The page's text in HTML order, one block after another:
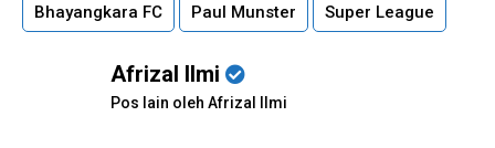
Bhayangkara FC Paul Munster Super League
Afrizal Ilmi
Pos lain oleh Afrizal Ilmi